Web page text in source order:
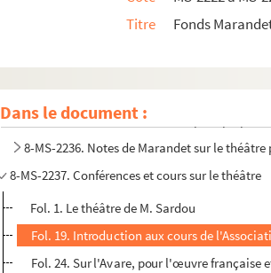
Titre
Fonds
Dans le document :
4-MS-2226. L'auteur, tome 2
Pièces de théâtre d'Amédée Marandet
4-MS-2235. Notes de Marandet pour
8-MS-2236. Notes de Marandet sur le
8-MS-2237. Conférences et cours sur le théâtre
Fol. 1. Le théâtre de M. Sardou
Fol. 19. Introduction aux cours de
Fol. 24. Sur l'Avare, pour l'œuvre française